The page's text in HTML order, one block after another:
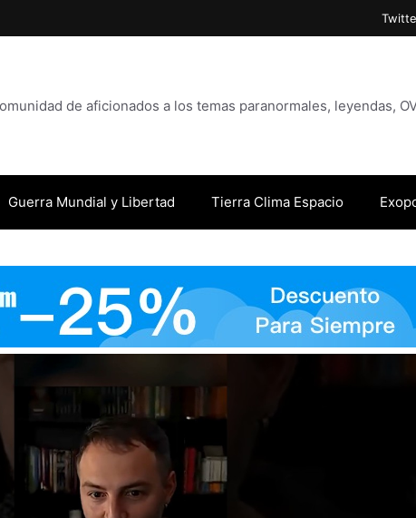
de aficionados a los temas paranormales, leyendas,
Guerra Mundial y Libertad Tierra Clima Espacio